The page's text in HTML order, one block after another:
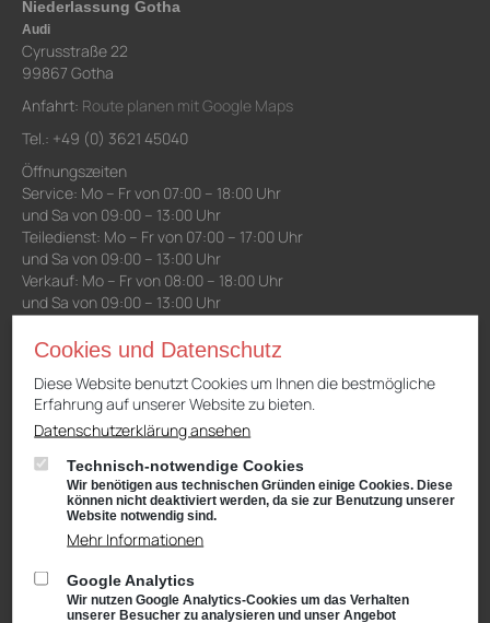
Niederlassung Gotha
Audi
Cyrusstraße 22
99867 Gotha
Anfahrt: Route planen mit Google Maps
Tel.: +49 (0) 3621 45040
Öffnungszeiten
Service: Mo – Fr von 07:00 – 18:00 Uhr
und Sa von 09:00 – 13:00 Uhr
Teiledienst: Mo – Fr von 07:00 – 17:00 Uhr
und Sa von 09:00 – 13:00 Uhr
Verkauf: Mo – Fr von 08:00 – 18:00 Uhr
und Sa von 09:00 – 13:00 Uhr
und Sa von 09:00 – 13:00 Uhr
Niederlassung Gotha
CUPRA & SEAT
Cyrusstraße 22
99867 Gotha
Anfahrt:Route planen mit Google Maps
Tel.: +49 (0) 3621 45040
Öffnungszeiten
Service: Mo – Fr von 08:00 – 18:00 Uhr
Cookies und Datenschutz
Diese Website benutzt Cookies um Ihnen die bestmögliche
Erfahrung auf unserer Website zu bieten.
Datenschutzerklärung ansehen
Technisch-notwendige Cookies
Wir benötigen aus technischen Gründen einige Cookies. Diese
können nicht deaktiviert werden, da sie zur Benutzung unserer
Website notwendig sind.
Mehr Informationen
Google Analytics
Wir nutzen Google Analytics-Cookies um das Verhalten
unserer Besucher zu analysieren und unser Angebot